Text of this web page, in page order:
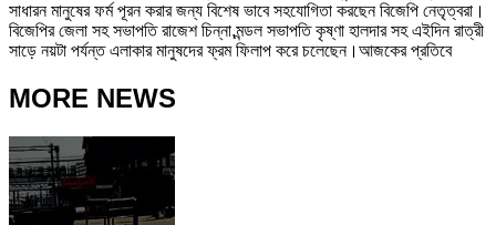
সাধারন মানুষের ফর্ম পূরন করার জন্য বিশেষ ভাবে সহযোগিতা করছেন বিজেপি নেতৃত্বরা।
বিজেপির জেলা সহ সভাপতি রাজেশ চিন্না,মন্ডল সভাপতি কৃষ্ণা হালদার সহ এইদিন রাত্রী
সাড়ে নয়টা পর্যন্ত এলাকার মানুষদের ফ্রম ফিলাপ করে চলেছেন।আজকের প্রতিবে
MORE NEWS